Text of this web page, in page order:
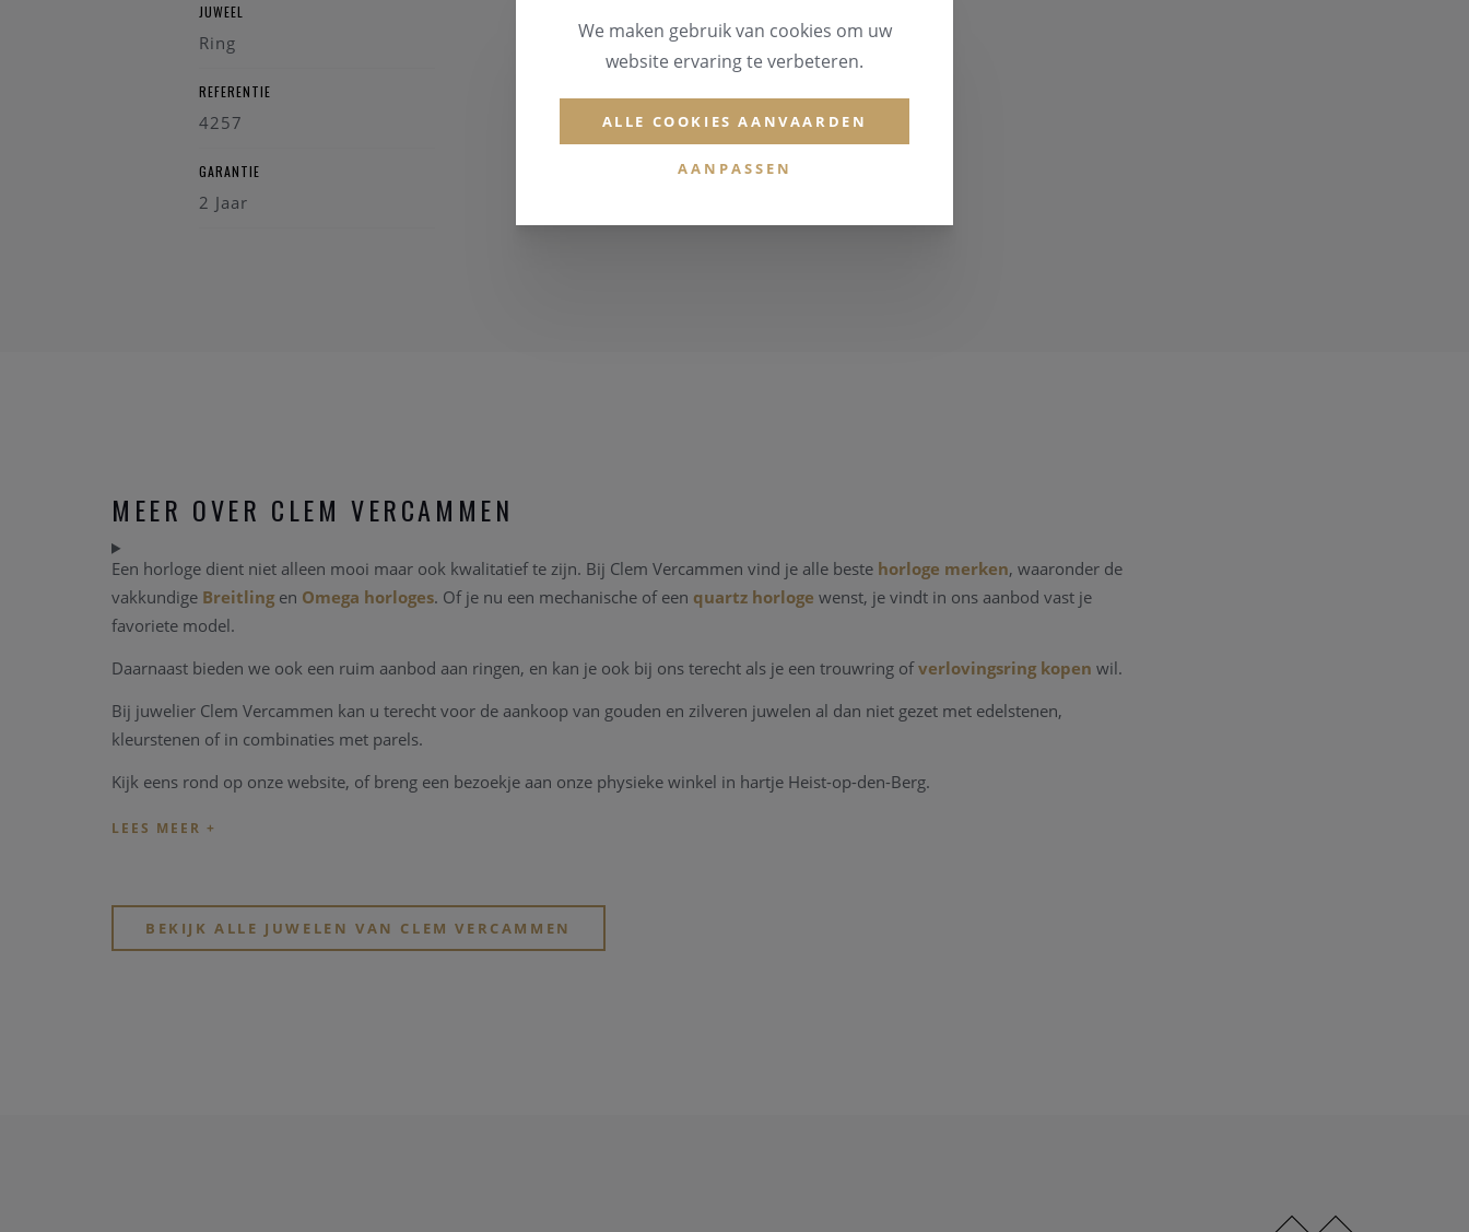
JUWEEL
Ring
REFERENTIE
4257
GARANTIE
2 Jaar
Briljant
Kleursteen
MEER OVER CLEM VERCAMMEN
Een horloge dient niet alleen mooi maar ook kwalitatief te zijn. Bij Clem Vercammen vind je alle beste horloge merken, waaronder de
vakkundige Breitling en Omega horloges. Of je nu een mechanische of een quartz horloge wenst, je vindt in ons aanbod vast je
favoriete model.
Daarnaast bieden we ook een ruim aanbod aan ringen, en kan je ook bij ons terecht als je een trouwring ofverlovingsring kopen wil.
Bij juwelier Clem Vercammen kan u terecht voor de aankoop van gouden en zilveren juwelen al dan niet gezet met edelstenen,
kleurstenen of in combinaties met parels.
Kijk eens rond op onze website, of breng een bezoekje aan onze physieke winkel in hartje Heist-op-den-Berg.
BEKIJK ALLE JUWELEN VAN CLEM VERCAMMEN
We maken gebruik van cookies om uw
website ervaring te verbeteren.
ALLE COOKIES AANVAARDEN
AANPASSEN